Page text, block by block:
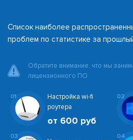
Список наиболее
проблем по статистике за
Обратите внимание, что мы
лицензионного ПО
01
Настройка wi-fi
роутера
от 600 руб
02
03 04